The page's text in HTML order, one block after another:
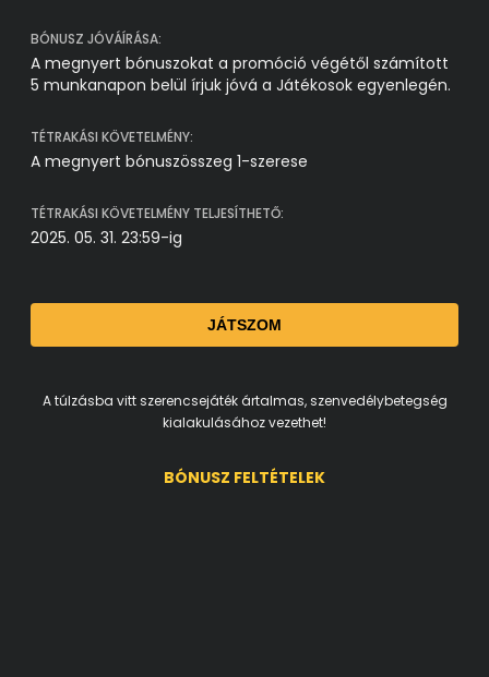
BÓNUSZ JÓVÁÍRÁSA:
A megnyert bónuszokat a promóció végétől számított
5 munkanapon belül írjuk jóvá a Játékosok egyenlegén.
TÉTRAKÁSI KÖVETELMÉNY:
A megnyert bónuszösszeg 1-szerese
TÉTRAKÁSI KÖVETELMÉNY TELJESÍTHETŐ:
2025. 05. 31. 23:59-ig
JÁTSZOM
A túlzásba vitt szerencsejáték ártalmas, szenvedélybetegség
kialakulásához vezethet!
BÓNUSZ FELTÉTELEK